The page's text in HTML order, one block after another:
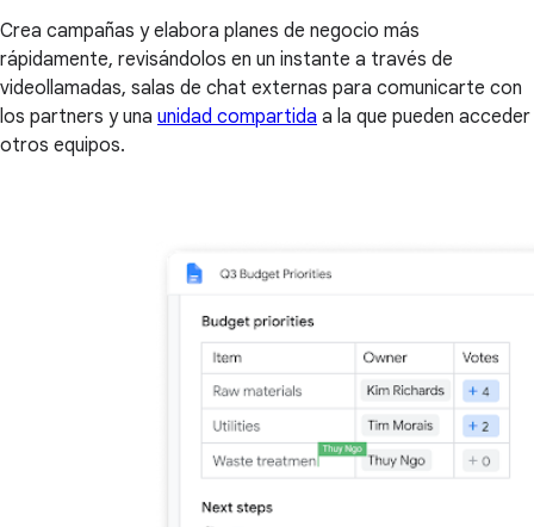
Crea campañas y elabora planes de negocio más
rápidamente, revisándolos en un instante a través de
videollamadas, salas de chat externas para comunicarte con
los partners y una unidad compartida a la que pueden acceder
otros equipos.